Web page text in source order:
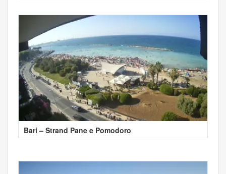
Bari – Strand Pane e Pomodoro